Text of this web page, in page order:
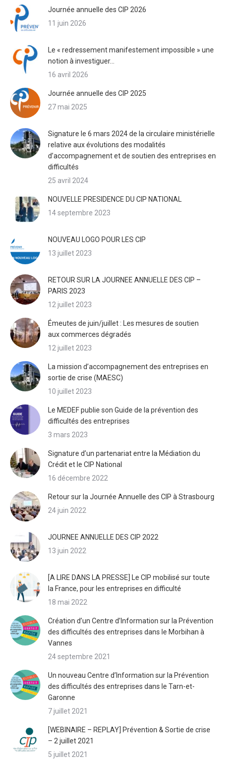
Journée annuelle des CIP 2026
11 juin 2026
Le « redressement manifestement impossible » une
notion à investiguer…
16 avril 2026
Journée annuelle des CIP 2025
27 mai 2025
Signature le 6 mars 2024 de la circulaire ministérielle
relative aux évolutions des modalités
d’accompagnement et de soutien des entreprises en
difficultés
25 avril 2024
NOUVELLE PRESIDENCE DU CIP NATIONAL
14 septembre 2023
NOUVEAU LOGO POUR LES CIP
13 juillet 2023
RETOUR SUR LA JOURNEE ANNUELLE DES CIP –
PARIS 2023
12 juillet 2023
Émeutes de juin/juillet : Les mesures de soutien
aux commerces dégradés
12 juillet 2023
La mission d’accompagnement des entreprises en
sortie de crise (MAESC)
10 juillet 2023
Le MEDEF publie son Guide de la prévention des
difficultés des entreprises
3 mars 2023
Signature d’un partenariat entre la Médiation du
Crédit et le CIP National
16 décembre 2022
Retour sur la Journée Annuelle des CIP à Strasbourg
24 juin 2022
JOURNEE ANNUELLE DES CIP 2022
13 juin 2022
[A LIRE DANS LA PRESSE] Le CIP mobilisé sur toute
la France, pour les entreprises en difficulté
18 mai 2022
Création d’un Centre d’Information sur la Prévention
des difficultés des entreprises dans le Morbihan à
Vannes
24 septembre 2021
Un nouveau Centre d’Information sur la Prévention
des difficultés des entreprises dans le Tarn-et-
Garonne
7 juillet 2021
[WEBINAIRE – REPLAY] Prévention & Sortie de crise
– 2 juillet 2021
5 juillet 2021